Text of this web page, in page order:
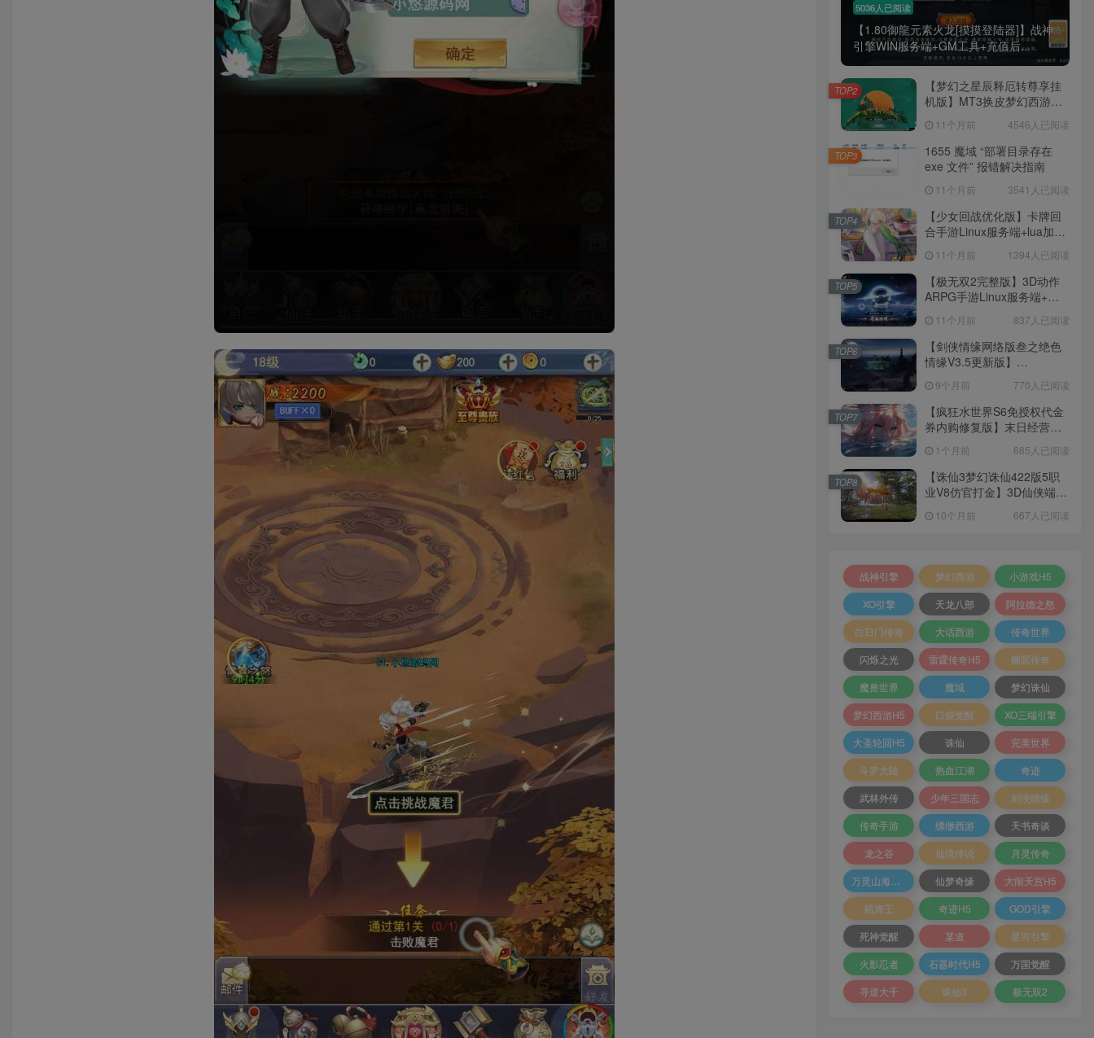
工作也轻松了！
5036人已阅读
【1.80御龍元素火龙[摸摸登陆器]】战神
引擎WIN服务端+GM工具+充值后...
【梦幻之星辰释厄转尊享挂
机版】MT3换皮梦幻西游
+源码+架设教程
11个月前 4546人已阅读
TOP2
1655 魔域 “部署目录存在
exe 文件” 报错解决指南
11个月前 3541人已阅读
TOP3
【少女回战优化版】卡牌回
合手游Linux服务端+lua加解
权后台+安卓+架设教程
11个月前 1394人已阅读
TOP4
【极无双2完整版】3D动作
ARPG手游Linux服务端+全
+加解密工具+GM授权后台
+安卓+架设教程
11个月前 837人已阅读
TOP5
【剑侠情缘网络版叁之绝色
情缘V3.5更新版】
端+GM指令+PC客户端+架设
教程
9个月前 770人已阅读
TOP6
【疯狂水世界S6免授权代金
券内购修复版】末日经营生
工具+管理后台+CDK授权后
台+安卓+架设教程
1个月前 685人已阅读
TOP7
【诛仙3梦幻诛仙422版5职
业V8仿官打金】3D仙侠端游
工具+PC客户端+架设教程
10个月前 667人已阅读
TOP8
战神引擎 梦幻西游
小游戏H5
XO引擎
天龙八部
阿拉德之怒
白日门传奇
大话西游
传奇世界
闪烁之光
雷霆传奇H5
幽冥传奇
魔兽世界
魔域
梦幻诛仙
梦幻西游H5
口袋觉醒
XO三端引擎
大圣轮回H5
诛仙
完美世界
斗罗大陆
热血江湖
奇迹
武林外传
少年三国志
剑侠情缘
传奇手游
缥缈西游
天书奇谈
龙之谷
仙境传说
月灵传奇
仙梦奇缘
大闹天宫H5
航海王
奇迹H5
GOD引擎
死神觉醒
某道
星河引擎
火影忍者
石器时代H5
万国觉醒
寻道大千
诛仙3 极无双2